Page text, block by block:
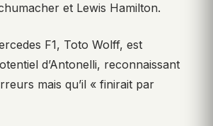
et Lewis Hamilton.
F1, Toto Wolff, est
d’Antonelli, reconnaissant
mais qu’il « finirait par